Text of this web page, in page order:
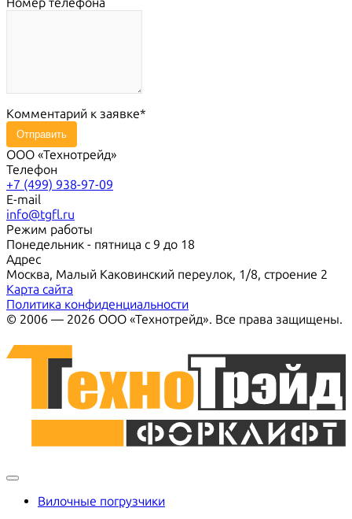
Номер телефона
Комментарий к заявке
Отправить
ООО «Технотрейд»
Телефон
+7 (499) 938-97-09
E-mail
info@tgfl.ru
Режим работы
Понедельник - пятница с 9 до 18
Адрес
Москва, Малый Каковинский переулок, 1/8, строение 2
Карта сайта
Политика конфиденциальности
© 2006 — 2026 ООО «Технотрейд». Все права защищены.
Вилочные погрузчики